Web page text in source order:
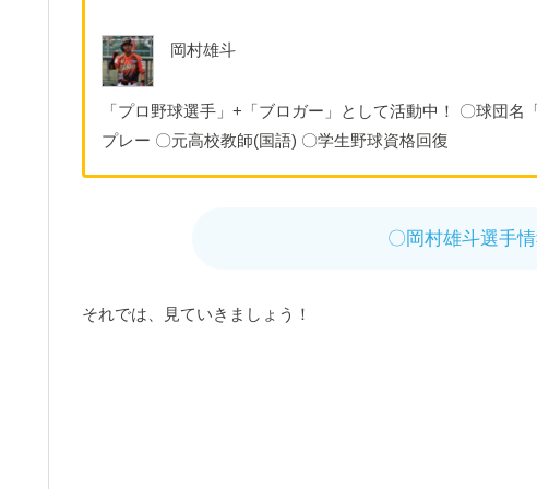
岡村雄斗
「プロ野球選手」+「ブロガー」として活動中！ 〇球団
プレー 〇元高校教師(国語) 〇学生野球資格回復
〇岡村雄斗選手
それでは、見ていきましょう！